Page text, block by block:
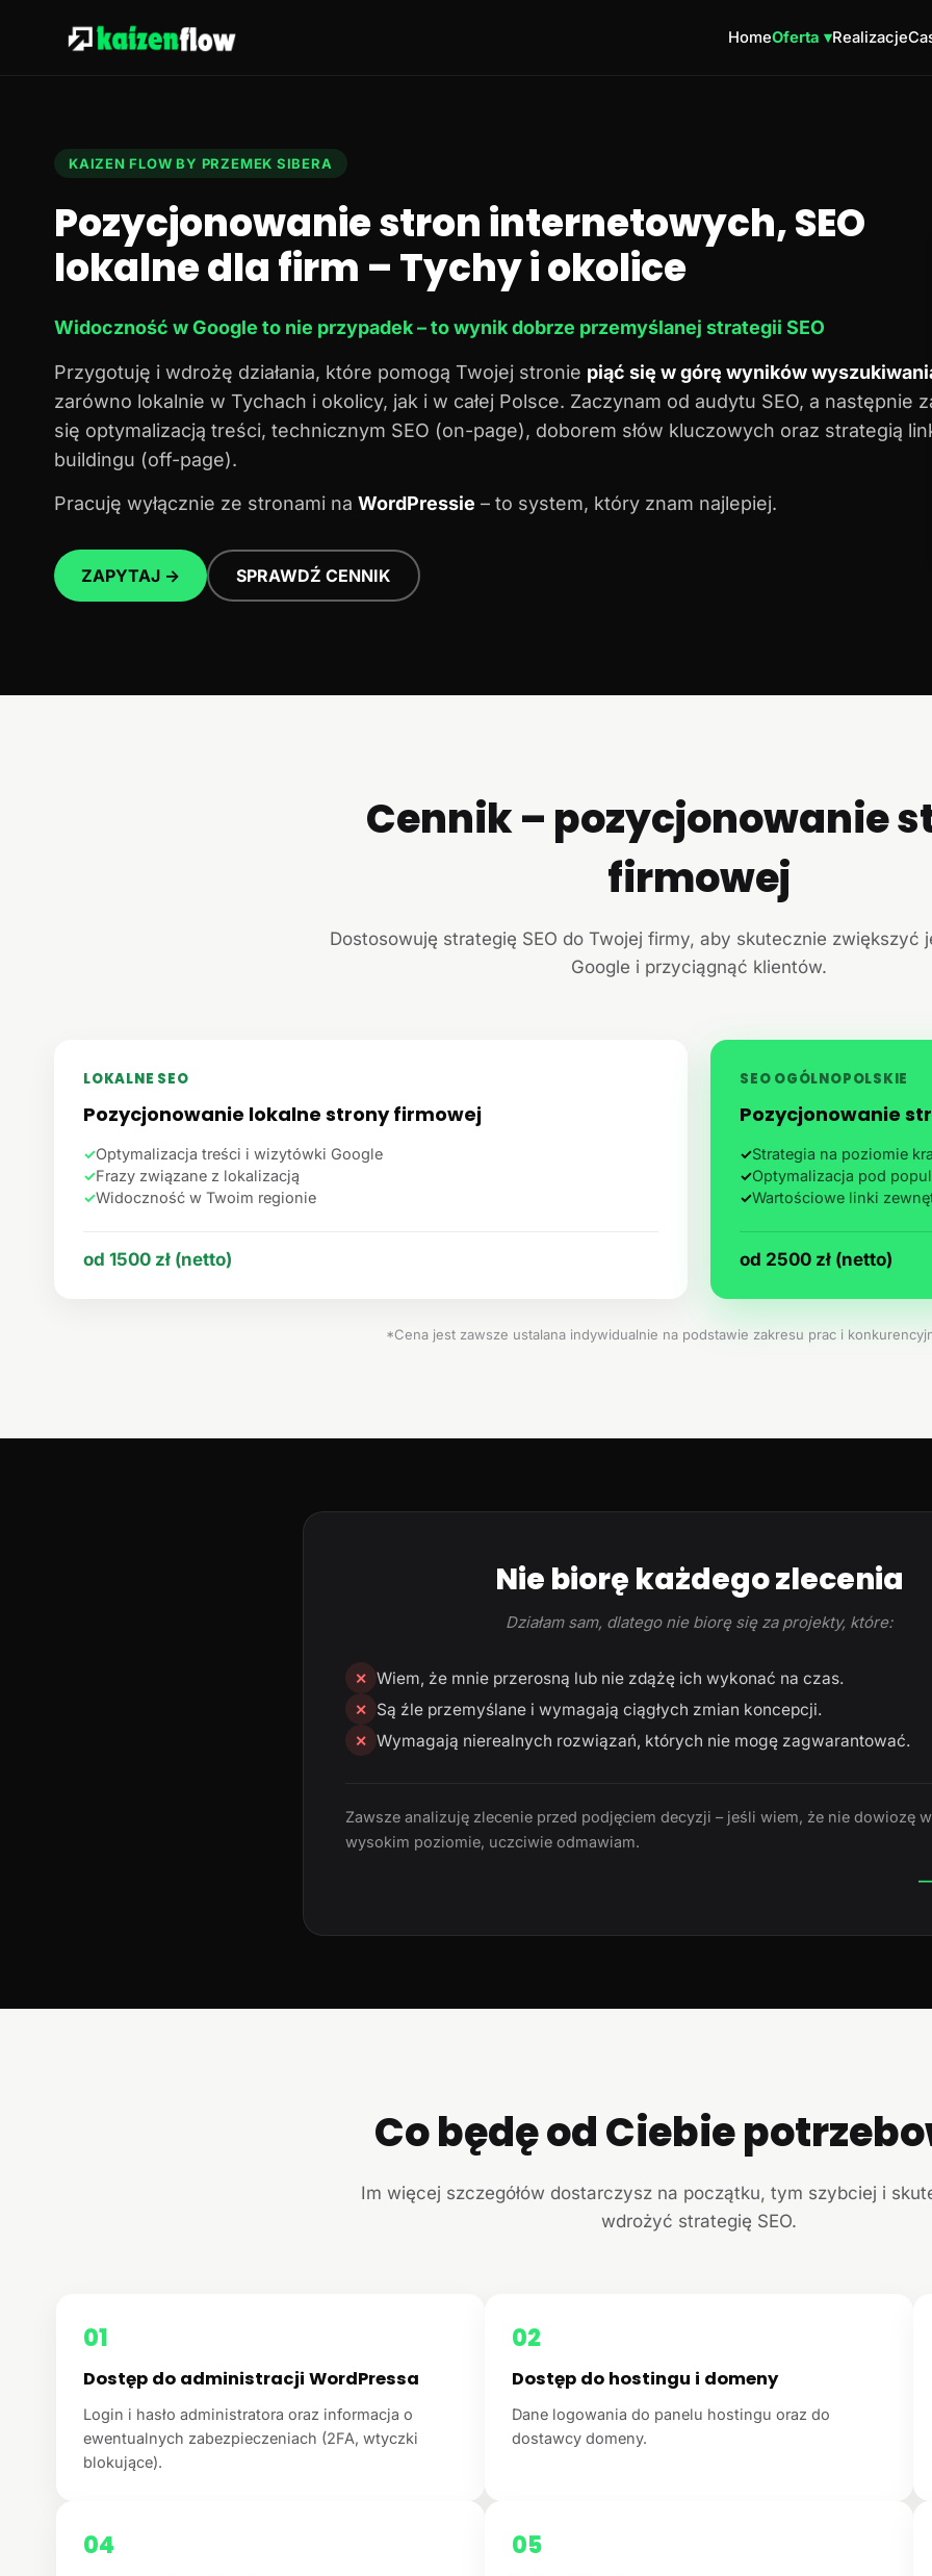
HomeOferta ▾Realizacje
KAIZEN FLOW BY PRZEMEK SIBERA
Pozycjonowanie stron internetowych, SEO
lokalne dla firm – Tychy i okolice
Widoczność w Google to nie przypadek – to wynik dobrze przemyślanej strategii SEO
Przygotuję i wdrożę działania, które pomogą Twojej stronie piąć się w górę wyników
zarówno lokalnie w Tychach i okolicy, jak i w całej Polsce. Zaczynam od audytu SEO, a następnie
się optymalizacją treści, technicznym SEO (on-page), doborem słów kluczowych oraz strategią
buildingu (off-page).
Pracuję wyłącznie ze stronami na WordPressie – to system, który znam najlepiej.
ZAPYTAJ → SPRAWDŹ CENNIK
Cennik – pozycjonowanie
firmowej
Dostosowuję strategię SEO do Twojej firmy, aby skutecznie zwiększyć
Google i przyciągnąć klientów.
LOKALNE SEO
Pozycjonowanie lokalne strony firmowej
✓Optymalizacja treści i wizytówki Google
✓Frazy związane z lokalizacją
✓Widoczność w Twoim regionie
od 1500 zł (netto)
SEO OGÓLNOPOLSKIE
Pozycjonowanie
✓Strategia na poziomie
✓Optymalizacja pod
✓Wartościowe linki
od 2500 zł (netto)
*Cena jest zawsze ustalana indywidualnie na podstawie zakresu prac i
Nie biorę każdego zlecenia
Działam sam, dlatego nie biorę się za projekty, które:
✕ Wiem, że mnie przerosną lub nie zdążę ich wykonać na czas.
✕ Są źle przemyślane i wymagają ciągłych zmian koncepcji.
✕ Wymagają nierealnych rozwiązań, których nie mogę zagwarantować.
Zawsze analizuję zlecenie przed podjęciem decyzji – jeśli wiem, że nie dowiozę
wysokim poziomie, uczciwie odmawiam.
—
Co będę od Ciebie
Im więcej szczegółów dostarczysz na początku, tym szybciej i
wdrożyć strategię SEO.
01
Dostęp do administracji WordPressa
Login i hasło administratora oraz informacja o
ewentualnych zabezpieczeniach (2FA, wtyczki
blokujące).
02
Dostęp do hostingu i domeny
Dane logowania do panelu hostingu oraz do
dostawcy domeny.
04 05